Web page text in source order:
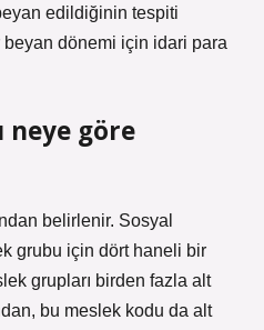
edildiğinin tespiti
beyan dönemi için idari para
neye göre
belirlenir. Sosyal
grubu için dört haneli bir
grupları birden fazla alt
bu meslek kodu da alt